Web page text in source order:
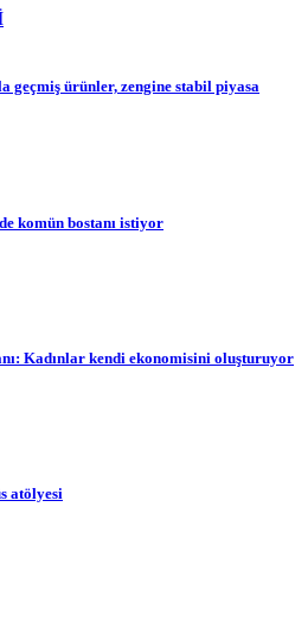
geçmiş ürünler, zengine stabil piyasa
komün bostanı istiyor
Kadınlar kendi ekonomisini oluşturuyor
atölyesi